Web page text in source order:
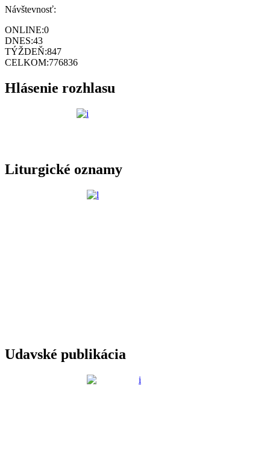
Návštevnosť:
ONLINE:0
DNES:43
TÝŽDEŇ:847
CELKOM:776836
Hlásenie rozhlasu
Liturgické oznamy
Udavské publikácia